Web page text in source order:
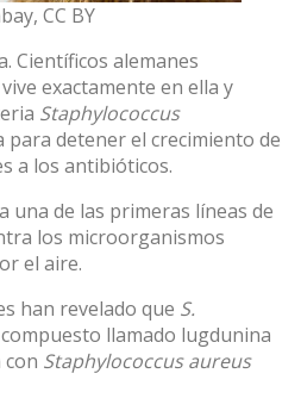
, CC BY
Científicos alemanes
exactamente en ella y
Staphylococcus
para detener el crecimiento de
a los antibióticos.
una de las primeras líneas de
los microorganismos
el aire.
han revelado que S.
llamado lugdunina
con Staphylococcus aureus